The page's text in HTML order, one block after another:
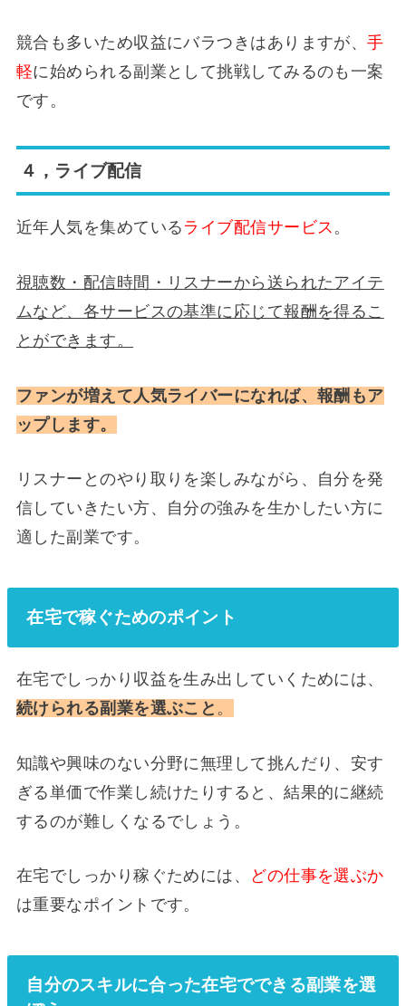
競合も多いため収益にバラつきはありますが、手
軽に始められる副業として挑戦してみるのも一案
です。
４，ライブ配信
近年人気を集めている ライブ配信サービス 。
視聴数・配信時間・リスナーから送られたアイテ
ムなど、各サービスの基準に応じて報酬を得るこ
とができます。
ファンが増えて人気ライバーになれば、報酬もア
ップします。
リスナーとのやり取りを楽しみながら、自分を発
信していきたい方、自分の強みを生かしたい方に
適した副業です。
在宅で稼ぐためのポイント
在宅でしっかり収益を生み出していくためには、
続けられる副業を選ぶこと 。
知識や興味のない分野に無理して挑んだり、安す
ぎる単価で作業し続けたりすると、結果的に継続
するのが難しくなるでしょう。
在宅でしっかり稼ぐためには、 どの仕事を選ぶか
は重要なポイントです。
自分のスキルに合った在宅でできる副業を選